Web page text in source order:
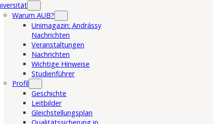
Warum AUB?
Unimagazin: Andrássy
Nachrichten
Veranstaltungen
Nachrichten
Wichtige Hinweise
Studienführer
Profil
Geschichte
Leitbilder
Gleichstellungsplan